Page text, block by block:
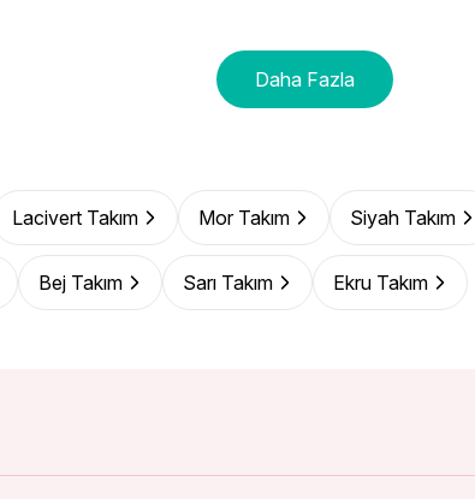
Daha Fazla
Lacivert Takım Mor Takım Siyah Takım
Bej Takım Sarı Takım Ekru Takım